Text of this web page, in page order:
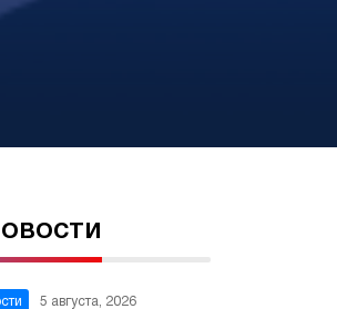
5 августа, 2026